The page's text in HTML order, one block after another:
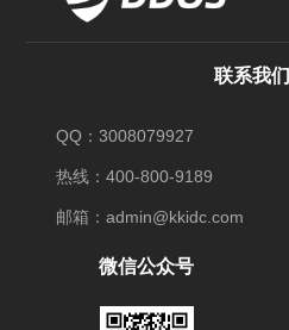
联系我们
QQ：3008079927
热线：400-800-9189
邮箱：admin@kkidc.com
微信公众号